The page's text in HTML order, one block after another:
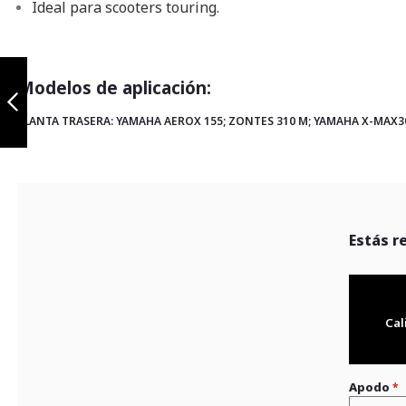
aerox 155
Ideal para scooters touring.
Modelos de aplicación:
LLANTA TRASERA: YAMAHA AEROX 155; ZONTES 310 M; YAMAHA X-
Estás
Apodo